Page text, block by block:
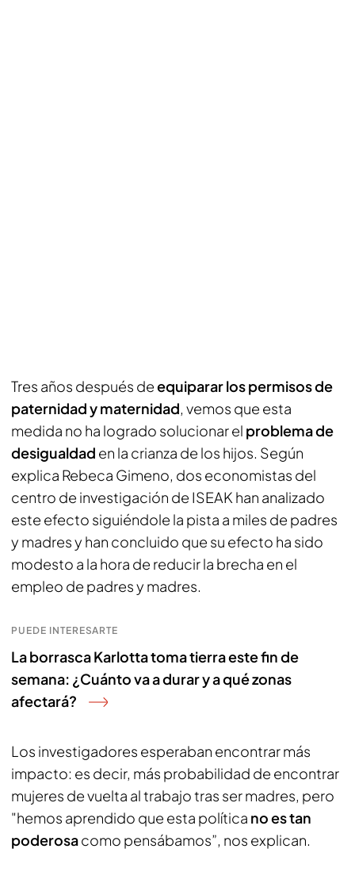
Tres años después deequiparar los permisos de
paternidad y maternidad, vemos que esta
medida no ha logrado solucionar el problema de
desigualdad en la crianza de los hijos. Según
explica Rebeca Gimeno, dos economistas del
centro de investigación de ISEAK han analizado
este efecto siguiéndole la pista a miles de padres
y madres y han concluido que su efecto ha sido
modesto a la hora de reducir la brecha en el
empleo de padres y madres.
PUEDE INTERESARTE
La borrasca Karlotta toma tierra este fin de
semana: ¿Cuánto va a durar y a qué zonas
afectará?
Los investigadores esperaban encontrar más
impacto: es decir, más probabilidad de encontrar
mujeres de vuelta al trabajo tras ser madres, pero
"hemos aprendido que esta política no es tan
poderosacomo pensábamos”, nos explican.